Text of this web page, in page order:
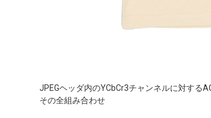
JPEGヘッダ内のYCbCr3チャンネルに対する
その全組み合わせ